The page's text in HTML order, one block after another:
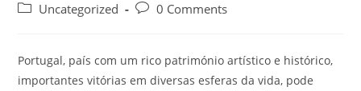
Uncategorized
0 Comments
Portugal, país com um rico património artístico e histórico,
importantes vitórias em diversas esferas da vida, pode